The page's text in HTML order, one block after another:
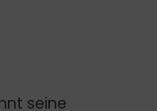
seine